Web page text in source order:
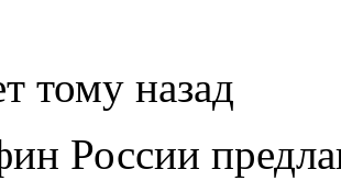
тому назад
России